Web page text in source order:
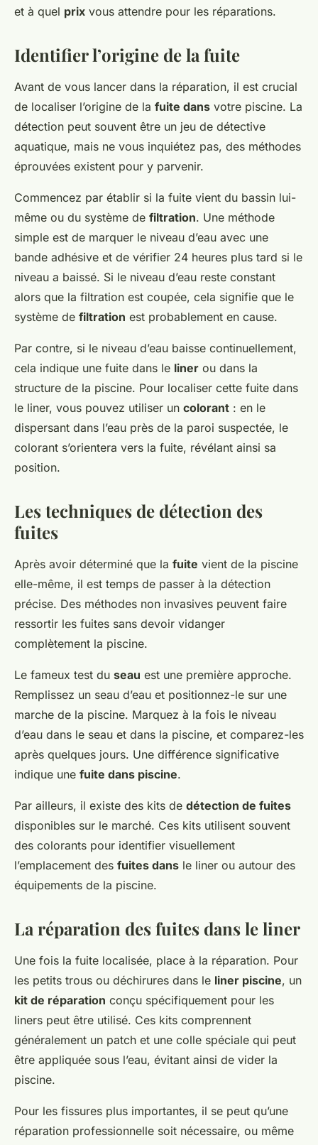
et à quel prix vous attendre pour les réparations.
Identifier l’origine de la fuite
Avant de vous lancer dans la réparation, il est crucial
de localiser l’origine de la fuite dans votre piscine. La
détection peut souvent être un jeu de détective
aquatique, mais ne vous inquiétez pas, des méthodes
éprouvées existent pour y parvenir.
Commencez par établir si la fuite vient du bassin lui-
même ou du système de filtration. Une méthode
simple est de marquer le niveau d’eau avec une
bande adhésive et de vérifier 24 heures plus tard si le
niveau a baissé. Si le niveau d’eau reste constant
alors que la filtration est coupée, cela signifie que le
système de filtration est probablement en cause.
Par contre, si le niveau d’eau baisse continuellement,
cela indique une fuite dans le liner ou dans la
structure de la piscine. Pour localiser cette fuite dans
le liner, vous pouvez utiliser un colorant : en le
dispersant dans l’eau près de la paroi suspectée, le
colorant s’orientera vers la fuite, révélant ainsi sa
position.
Les techniques de détection des
fuites
Après avoir déterminé que la fuite vient de la piscine
elle-même, il est temps de passer à la détection
précise. Des méthodes non invasives peuvent faire
ressortir les fuites sans devoir vidanger
complètement la piscine.
Le fameux test du seau est une première approche.
Remplissez un seau d’eau et positionnez-le sur une
marche de la piscine. Marquez à la fois le niveau
d’eau dans le seau et dans la piscine, et comparez-les
après quelques jours. Une différence significative
indique une fuite dans piscine.
Par ailleurs, il existe des kits de détection de fuites
disponibles sur le marché. Ces kits utilisent souvent
des colorants pour identifier visuellement
l’emplacement des fuites dans le liner ou autour des
équipements de la piscine.
La réparation des fuites dans le liner
Une fois la fuite localisée, place à la réparation. Pour
les petits trous ou déchirures dans le liner piscine, un
kit de réparation conçu spécifiquement pour les
liners peut être utilisé. Ces kits comprennent
généralement un patch et une colle spéciale qui peut
être appliquée sous l’eau, évitant ainsi de vider la
piscine.
Pour les fissures plus importantes, il se peut qu’une
réparation professionnelle soit nécessaire, ou même